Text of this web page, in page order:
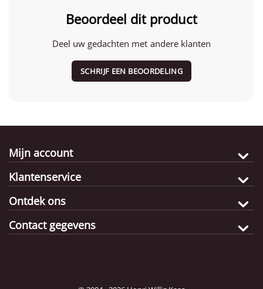
Beoordeel dit product
Deel uw gedachten met andere klanten
SCHRIJF EEN BEOORDELING
Mijn account
Klantenservice
Ontdek ons
Contact gegevens